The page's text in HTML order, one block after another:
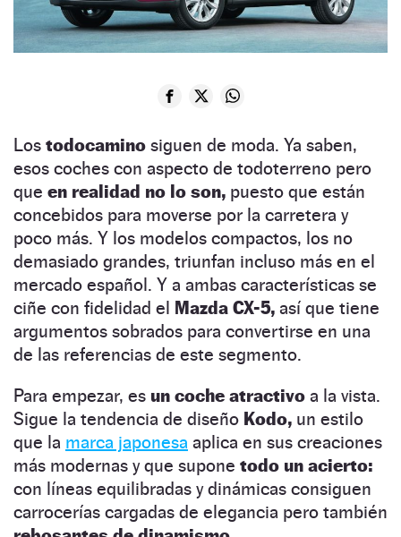
Los todocamino siguen de moda. Ya saben,
esos coches con aspecto de todoterreno pero
que en realidad no lo son, puesto que están
concebidos para moverse por la carretera y
poco más. Y los modelos compactos, los no
demasiado grandes, triunfan incluso más en el
mercado español. Y a ambas características se
ciñe con fidelidad el Mazda CX-5, así que tiene
argumentos sobrados para convertirse en una
de las referencias de este segmento.
Para empezar, es un coche atractivo a la vista.
Sigue la tendencia de diseño Kodo, un estilo
que la marca japonesa aplica en sus creaciones
más modernas y que supone todo un acierto:
con líneas equilibradas y dinámicas consiguen
carrocerías cargadas de elegancia pero también